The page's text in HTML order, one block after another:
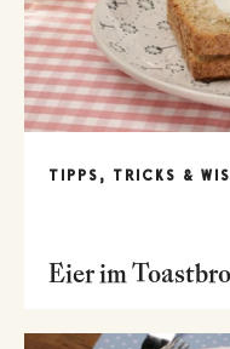
TIPPS, TRICKS &
Eier im